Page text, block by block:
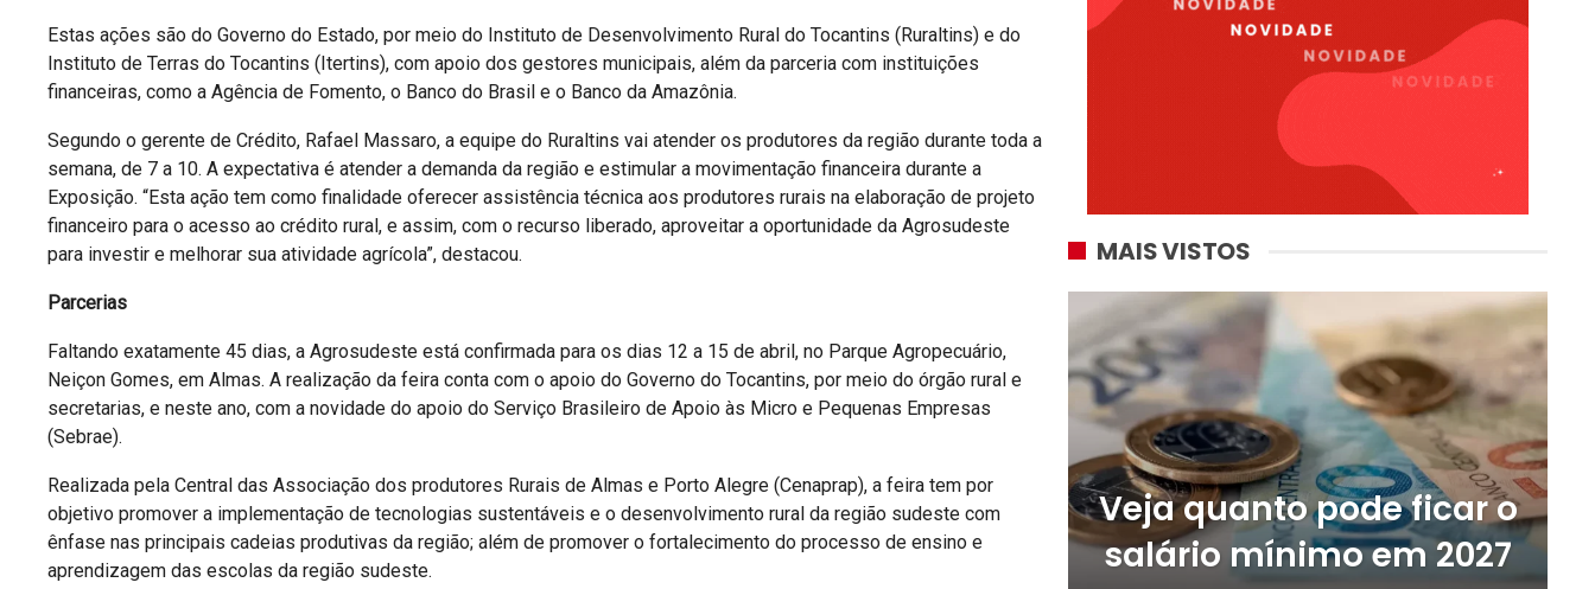
Estas ações são do Governo do Estado, por meio do Instituto de Desenvolvimento Rural do Tocantins (Ruraltins) e do
Instituto de Terras do Tocantins (Itertins), com apoio dos gestores municipais, além da parceria com instituições
financeiras, como a Agência de Fomento, o Banco do Brasil e o Banco da Amazônia.
Segundo o gerente de Crédito, Rafael Massaro, a equipe do Ruraltins vai atender os produtores da região durante toda a
semana, de 7 a 10. A expectativa é atender a demanda da região e estimular a movimentação financeira durante a
Exposição. “Esta ação tem como finalidade oferecer assistência técnica aos produtores rurais na elaboração de projeto
financeiro para o acesso ao crédito rural, e assim, com o recurso liberado, aproveitar a oportunidade da Agrosudeste
para investir e melhorar sua atividade agrícola”, destacou.
Parcerias
Faltando exatamente 45 dias, a Agrosudeste está confirmada para os dias 12 a 15 de abril, no Parque Agropecuário,
Neiçon Gomes, em Almas. A realização da feira conta com o apoio do Governo do Tocantins, por meio do órgão rural e
secretarias, e neste ano, com a novidade do apoio do Serviço Brasileiro de Apoio às Micro e Pequenas Empresas
(Sebrae).
Realizada pela Central das Associação dos produtores Rurais de Almas e Porto Alegre (Cenaprap), a feira tem por
objetivo promover a implementação de tecnologias sustentáveis e o desenvolvimento rural da região sudeste com
ênfase nas principais cadeias produtivas da região; além de promover o fortalecimento do processo de ensino e
aprendizagem das escolas da região sudeste.
MAIS VISTOS
Veja quanto pode ficar o
salário mínimo em 2027